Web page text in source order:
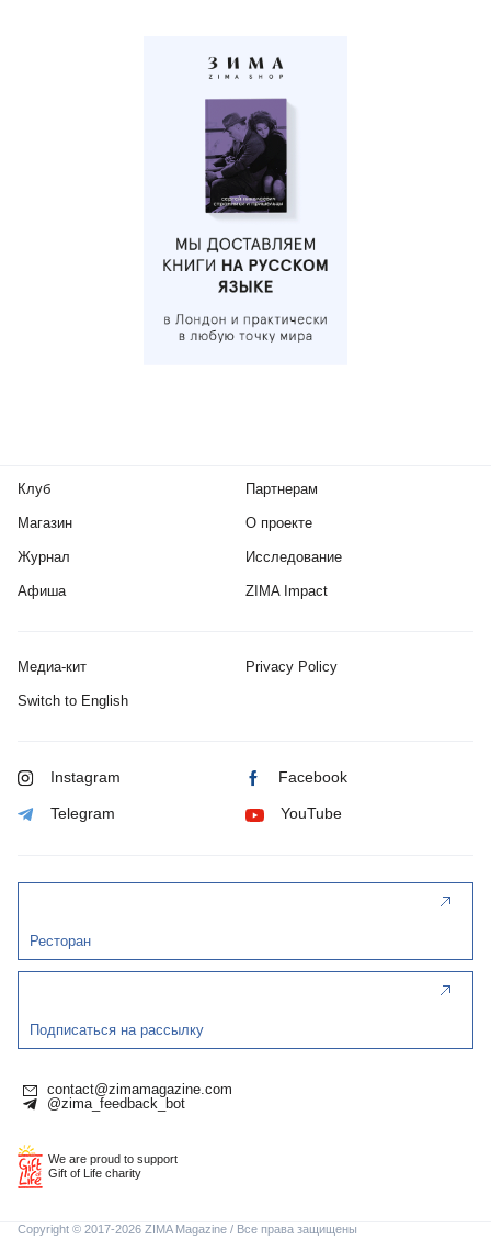
Клуб
Магазин
Журнал
Афиша
Партнерам
О проекте
Исследование
ZIMA Impact
Медиа-кит Privacy Policy
Switch to English
Instagram Facebook
Telegram YouTube
Ресторан
Подписаться на рассылку
contact@zimamagazine.com
@zima_feedback_bot
We are proud to support
Gift of Life charity
Copyright © 2017-2026 ZIMA Magazine / Все права защищены